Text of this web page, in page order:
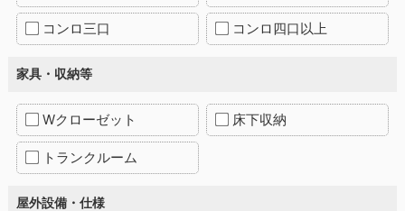
コンロ三口 コンロ四口以上
家具・収納等
Wクローゼット 床下収納
トランクルーム
屋外設備・仕様